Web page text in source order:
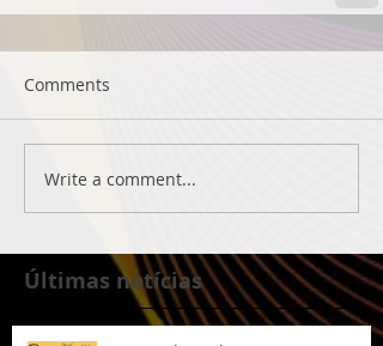
Comments
Write a comment...
Últimas notícias